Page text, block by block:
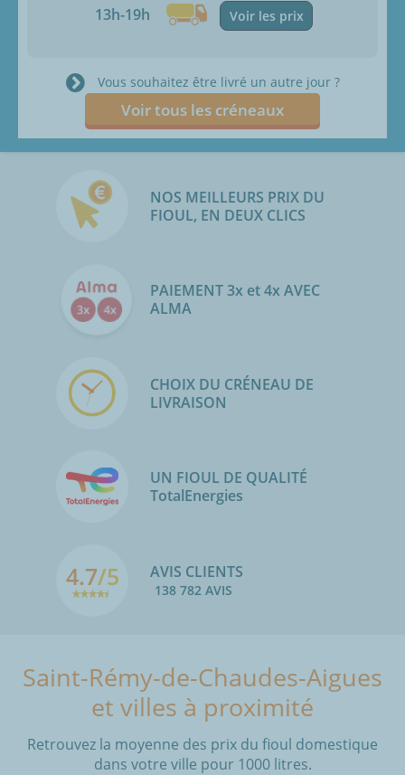
13h-19h Voir les prix
Vous souhaitez être livré un autre jour ?
Voir tous les créneaux
NOS MEILLEURS PRIX DU
FIOUL, EN DEUX CLICS
PAIEMENT 3x et 4x AVEC
ALMA
CHOIX DU CRÉNEAU DE
LIVRAISON
UN FIOUL DE QUALITÉ
TotalEnergies
4.7/5 AVIS CLIENTS
138 782 AVIS
Saint-Rémy-de-Chaudes-Aigues
et villes à proximité
Retrouvez la moyenne des prix du fioul domestique
dans votre ville pour 1000 litres.